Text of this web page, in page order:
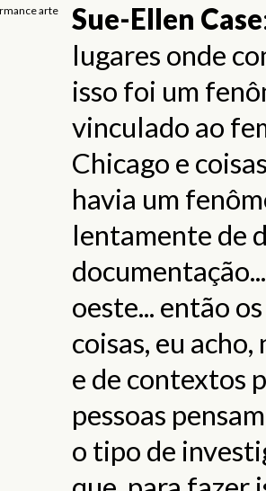
arte Sue-Ellen Case
lugares onde
isso foi um
vinculado ao
Chicago e
havia um
lentamente de
oeste... então os
coisas, eu
e de contextos
pessoas
o tipo de